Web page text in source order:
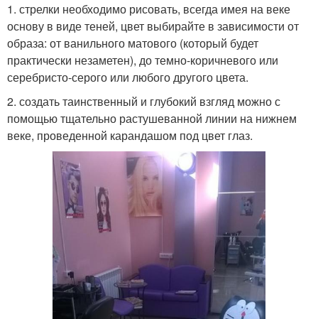
1. стрелки необходимо рисовать, всегда имея на веке
основу в виде теней, цвет выбирайте в зависимости от
образа: от ванильного матового (который будет
практически незаметен), до темно-коричневого или
серебристо-серого или любого другого цвета.
2. создать таинственный и глубокий взгляд можно с
помощью тщательно растушеванной линии на нижнем
веке, проведенной карандашом под цвет глаз.